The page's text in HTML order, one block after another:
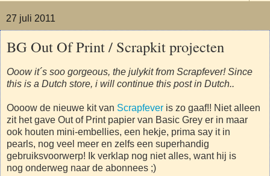
27 juli 2011
BG Out Of Print / Scrapkit projecten
Ooow it´s soo gorgeous, the julykit from Scrapfever! Since
this is a Dutch store, i will continue this post in Dutch..
Oooow de nieuwe kit van Scrapfever is zo gaaf!! Niet alleen
zit het gave Out of Print papier van Basic Grey er in maar
ook houten mini-embellies, een hekje, prima say it in
pearls, nog veel meer en zelfs een superhandig
gebruiksvoorwerp! Ik verklap nog niet alles, want hij is
nog onderweg naar de abonnees ;)